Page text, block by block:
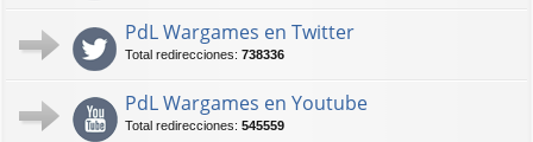
PdL Wargames en Twitter
Total redirecciones: 738336
PdL Wargames en Youtube
Total redirecciones: 545559